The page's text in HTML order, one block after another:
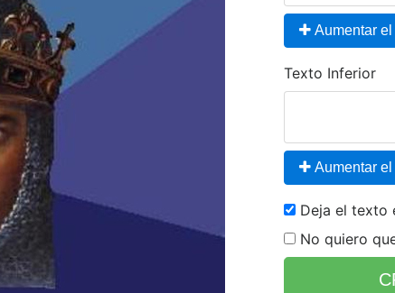
Aumentar el
Texto Inferior
Aumentar el
Deja el texto
No quiero